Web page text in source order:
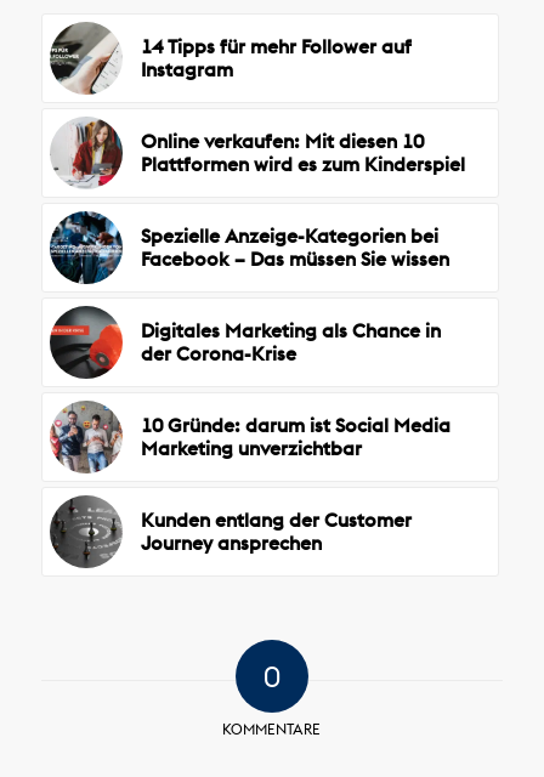
14 Tipps für mehr Follower auf
Instagram
Online verkaufen: Mit diesen 10
Plattformen wird es zum Kinderspiel
Spezielle Anzeige-Kategorien bei
Facebook – Das müssen Sie wissen
Digitales Marketing als Chance in
der Corona-Krise
10 Gründe: darum ist Social Media
Marketing unverzichtbar
Kunden entlang der Customer
Journey ansprechen
0
KOMMENTARE